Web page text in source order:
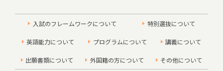
入試のフレームワークについて 特別選抜について
英語能力について プログラムについて 講義について
出願書類について 外国籍の方について その他について